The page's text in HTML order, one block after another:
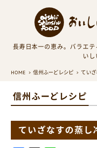
長寿日本一の恵み。バラエ
いし
HOME 信州ふーどレシピ てい
信州ふーどレシピ
ていざなすの蒸し